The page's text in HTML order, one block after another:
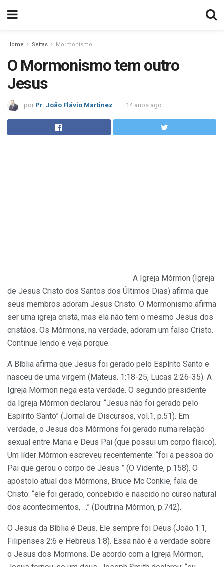
Home Seitas Mormonismo
O Mormonismo tem outro
Jesus
por Pr. João Flávio Martinez 14 anos ago
A Igreja Mórmon (Igreja
de Jesus Cristo dos Santos dos Últimos Dias) afirma que
seus membros adoram Jesus Cristo. O Mormonismo afirma
ser uma igreja cristã, mas ela não tem o mesmo Jesus dos
cristãos. Os Mórmons, na verdade, adoram um falso Cristo.
Continue lendo e veja porque.
A Bíblia afirma que Jesus foi gerado pelo Espírito Santo e
nasceu de uma virgem (Mateus. 1:18-25, Lucas 2:26-35). A
Igreja Mórmon nega esta verdade. O segundo presidente
da Igreja Mórmon declarou: “Jesus não foi gerado pelo
Espírito Santo” (Jornal de Discursos, vol.1, p.51). Em
verdade, o Jesus dos Mórmons foi gerado numa relação
sexual entre Maria e Deus Pai (que possui um corpo físico).
Um líder Mórmon escreveu recentemente: “foi a pessoa do
Pai que gerou o corpo de Jesus ” (O Vidente, p.158). O
apóstolo atual dos Mórmons, Bruce Mc Conkie, fala de
Cristo: “ele foi gerado, concebido e nascido no curso natural
dos acontecimentos, …” (Doutrina Mórmon, p.742).
O Jesus da Bíblia é Deus. Ele sempre foi Deus (João.1:1,
Filipenses 2:6 e Hebreus.1:8). Essa não é a verdade sobre
o Jesus dos Mormons. De acordo com a Igreja Mórmon,